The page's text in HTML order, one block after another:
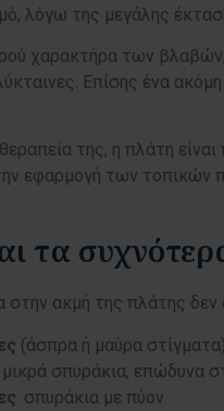
λόγω της μεγάλης
χαρακτήρα των βλαβών,
Επίσης ένα
της, η πλάτη είναι
εφαρμογή των τοπικών
τα
στην ακμή της πλάτης
(άσπρα ή μαύρα
μικρά σπυράκια, επώδυνα
: σπυράκια με πύον